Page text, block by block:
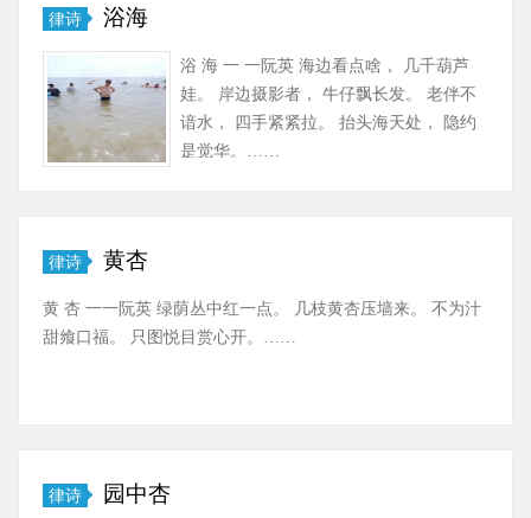
律诗 浴海
浴 海 一 一阮英 海边看点啥， 几千葫芦
娃。 岸边摄影者， 牛仔飘长发。 老伴不
谙水， 四手紧紧拉。 抬头海天处， 隐约
是觉华。……
律诗 黄杏
黄 杏 一一阮英 绿荫丛中红一点。 几枝黄杏压墙来。 不为汁
甜飨口福。 只图悦目赏心开。……
律诗 园中杏